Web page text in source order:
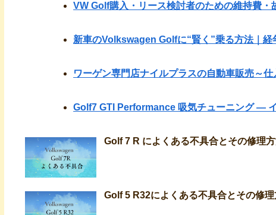
VW Golf購入・リース検討者のための維持費・
新車のVolkswagen Golfに“賢く”乗る方法｜経
ワーゲン専門店ナイルプラスの自動車販売～
Golf7 GTI Performance 吸気チューニング ―
Golf 7 R によくある不具合とその修理
Golf 5 R32によくある不具合とその修